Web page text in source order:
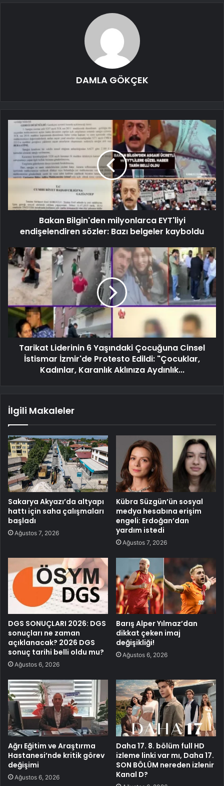
DAMLA GÖKÇEK
Bakan Bilgin'den milyonlarca EYT'liyi
endişelendiren sözler: Bazı belgeler kayboldu
Tarikat Liderinin 6 Yaşındaki Çocuğuna Cinsel
İstismar İzmir'de Protesto Edildi: "Çocuklar,
Kadınlar, Karanlık Aklınıza Aydınlık...
İlgili Makaleler
Sakarya Akyazı’da altyapı
hattı için saha çalışmaları
başladı
Ağustos 7, 2026
Kübra Süzgün’ün sosyal
medya hesabına erişim
engeli: Erdoğan’dan
yardım istedi
Ağustos 7, 2026
DGS SONUÇLARI 2026: DGS
sonuçları ne zaman
açıklanacak? 2026 DGS
sonuç tarihi belli oldu mu?
Ağustos 6, 2026
Barış Alper Yılmaz’dan
dikkat çeken imaj
değişikliği!
Ağustos 6, 2026
Ağrı Eğitim ve Araştırma
Hastanesi’nde kritik görev
değişimi
Ağustos 6, 2026
Daha 17. 8. bölüm full HD
izleme linki var mı, Daha 17.
SON BÖLÜM nereden izlenir
Kanal D?